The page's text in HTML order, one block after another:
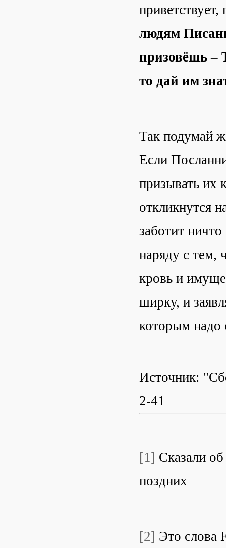
людям
призовёшь –
то дай им
Так подумай
Если
призывать их
откликнутся
заботит
наряду с тем,
кровь и
ширку, и
которым надо
Источник:
2-41
[1] Сказали
поздних
[2] Это слова